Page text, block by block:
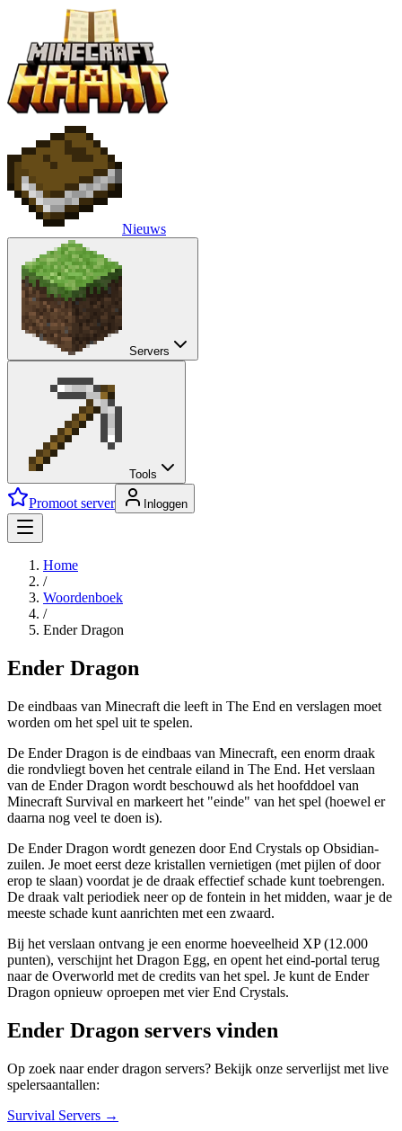
Nieuws
Servers
Tools
Promoot server Inloggen
Home
/
Woordenboek
/
Ender Dragon
Ender Dragon
De eindbaas van Minecraft die leeft in The End en verslagen moet
worden om het spel uit te spelen.
De Ender Dragon is de eindbaas van Minecraft, een enorm draak
die rondvliegt boven het centrale eiland in The End. Het verslaan
van de Ender Dragon wordt beschouwd als het hoofddoel van
Minecraft Survival en markeert het "einde" van het spel (hoewel er
daarna nog veel te doen is).
De Ender Dragon wordt genezen door End Crystals op Obsidian-
zuilen. Je moet eerst deze kristallen vernietigen (met pijlen of door
erop te slaan) voordat je de draak effectief schade kunt toebrengen.
De draak valt periodiek neer op de fontein in het midden, waar je de
meeste schade kunt aanrichten met een zwaard.
Bij het verslaan ontvang je een enorme hoeveelheid XP (12.000
punten), verschijnt het Dragon Egg, en opent het eind-portal terug
naar de Overworld met de credits van het spel. Je kunt de Ender
Dragon opnieuw oproepen met vier End Crystals.
Ender Dragon servers vinden
Op zoek naar ender dragon servers? Bekijk onze serverlijst met live
spelersaantallen:
Survival Servers →